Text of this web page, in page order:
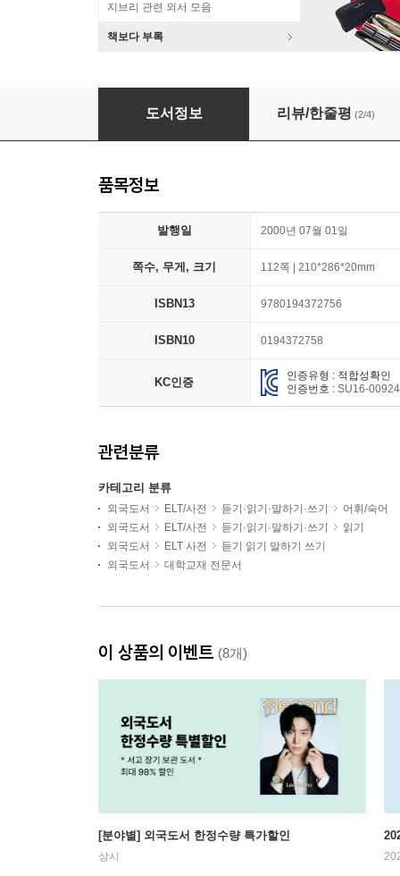
지브리 관련 외서 모음
책보다 부록
Can You Believe It? 2 : Stories and Idioms
도서정보 리뷰/한줄평 (2/4)
품목정보
발행일 2000년 07월 01일
쪽수, 무게, 크기 112쪽 | 210*286*20mm
ISBN13 9780194372756
ISBN10 0194372758
KC인증
인증유형 : 적합성확인
인증번호 :SU16-00924
관련분류
카테고리 분류
외국도서 ELT/사전 듣기·읽기·말하기·쓰기
어휘/숙어
외국도서
ELT/사전 듣기·읽기·말하기·쓰기
읽기
외국도서
ELT 사전
듣기 읽기 말하기 쓰기
외국도서
대학교재 전문서
이 상품의 이벤트 (8개)
[분야별] 외국도서 한정수량 특가할인
상시